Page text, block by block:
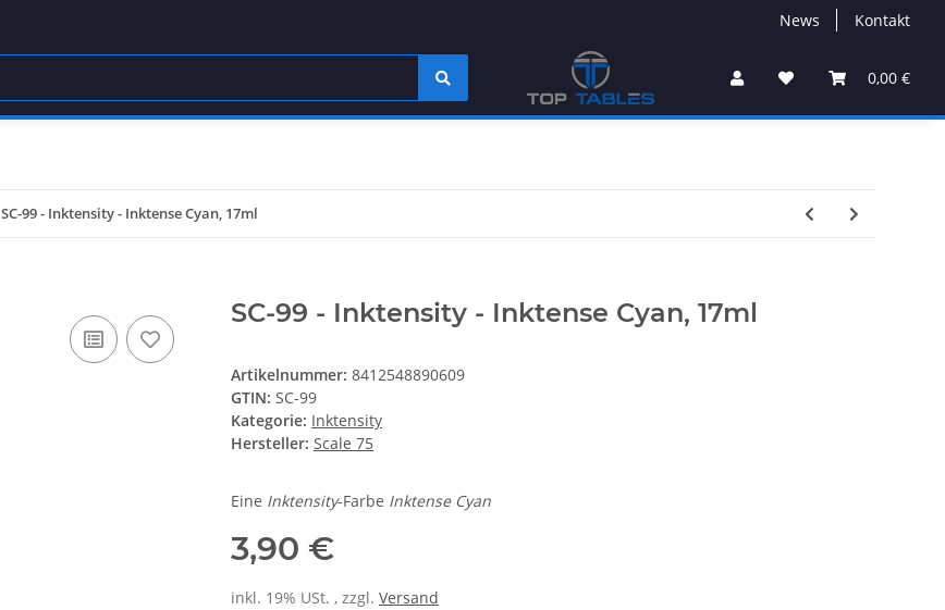
News Kontakt
0,00 €
SC-99 - Inktensity - Inktense Cyan, 17ml
SC-99 - Inktensity - Inktense Cyan, 17ml
Artikelnummer: 8412548890609
GTIN: SC-99
Kategorie: Inktensity
Hersteller: Scale 75
Eine Inktensity-Farbe Inktense Cyan
3,90 €
inkl. 19% USt. , zzgl. Versand